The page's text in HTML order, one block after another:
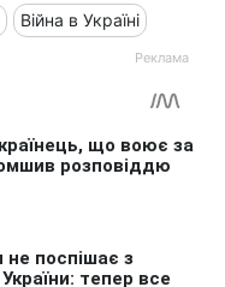
Війна в Україні